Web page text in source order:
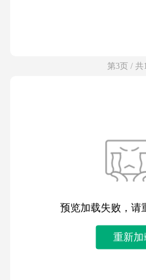
第3页 / 共
预览加载失败，请
重新加